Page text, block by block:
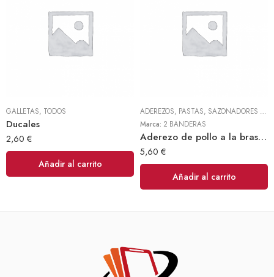
GALLETAS, TODOS
Ducales
2,60 €
Añadir al carrito
ADEREZOS, PASTAS, SAZONADORES Y CONDIMENTOS
Marca: 2 BANDERAS
Aderezo de pollo a la brasa 300gr (2 Banderas)
5,60 €
Añadir al carrito